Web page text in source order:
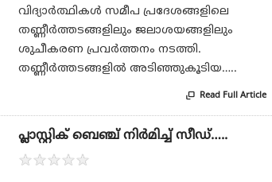
വിദ്യാർത്ഥികൾ സമീപ പ്രദേശങ്ങളിലെ
തണ്ണീർത്തടങ്ങളിലും ജലാശയങ്ങളിലും
ശുചീകരണ പ്രവർത്തനം നടത്തി.
തണ്ണീർത്തടങ്ങളിൽ അടിഞ്ഞുകൂടിയ…..
 Read Full Article
പ്ലാസ്റ്റിക് ബെഞ്ച് നിർമിച്ച് സീഡ്…..
★★★★★